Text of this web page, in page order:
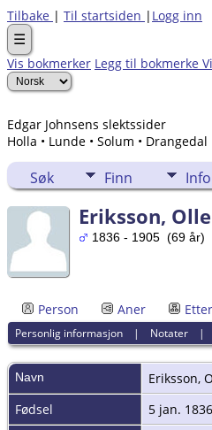
Tilbake | Til startsiden | Logg inn
☰
Vis bokmerker Legg til bokmerke
Edgar Johnsens slektssider
Holla • Lunde • Solum • Drangedal
Søk Finn Info
Eriksson,
1836 - 1905 (69 år)
Person Aner
Personlig informasjon | Notater |
Navn Eriksson,
Fødsel
5 jan. 1836